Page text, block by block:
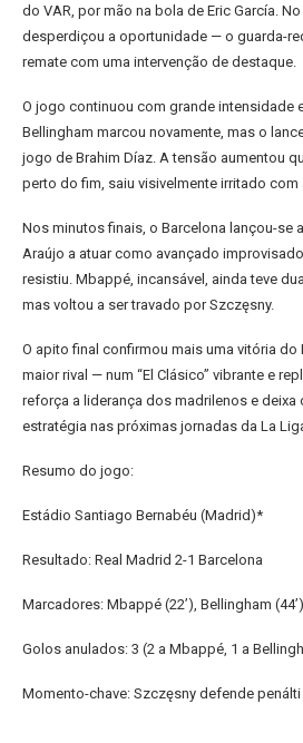
do VAR, por mão na bola de Eric García.
desperdiçou a oportunidade — o guarda-
remate com uma intervenção de destaque.
O jogo continuou com grande intensidade
Bellingham marcou novamente, mas o
jogo de Brahim Díaz. A tensão aumentou
perto do fim, saiu visivelmente irritado com
Nos minutos finais, o Barcelona lançou-se
Araújo a atuar como avançado
resistiu. Mbappé, incansável, ainda teve
mas voltou a ser travado por Szczęsny.
O apito final confirmou mais uma vitória do
maior rival — num “El Clásico” vibrante e
reforça a liderança dos madrilenos e deixa
estratégia nas próximas jornadas da La
Resumo do jogo:
Estádio Santiago Bernabéu (Madrid)*
Resultado: Real Madrid 2-1 Barcelona
Marcadores: Mbappé (22’), Bellingham
Golos anulados: 3 (2 a Mbappé, 1 a
Momento-chave: Szczęsny defende